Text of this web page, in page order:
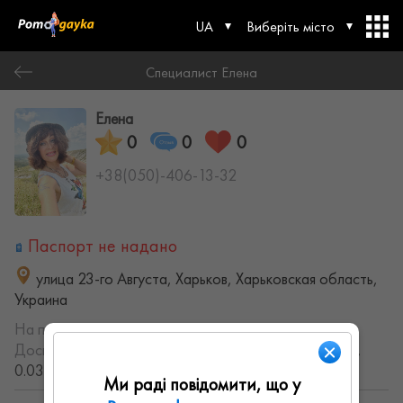
UA Виберіть місто
Специалист Елена
Елена
0 0 0
+38(050)-406-13-32
Паспорт не надано
улица 23-го Августа, Харьков, Харьковская область,
Украина
На порталі з:10.01.2022
Досвід роботи:
с 2001 года (25.554889698613 лет,
0.035992648870547 месяцев)
Ми раді повідомити, що у